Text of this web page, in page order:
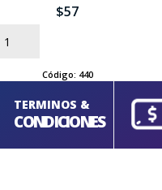
$57
Código: 440
TERMINOS &
CONDICIONES